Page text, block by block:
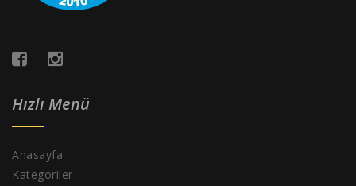
Hızlı Menü
Anasayfa
Kategoriler